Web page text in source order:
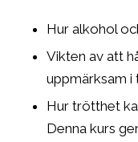
Hur alkohol
Vikten av att
uppmärksam i
Hur trötthet
Denna kurs